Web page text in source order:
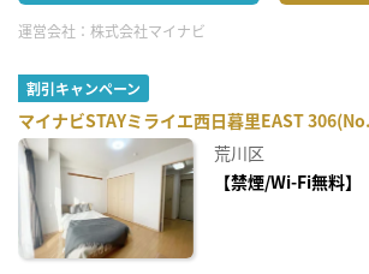
運営会社： 株式会社マイナビ
割引キャンペーン
マイナビSTAYミライエ西日暮里EAST
荒川区
【禁煙/Wi-Fi無料】